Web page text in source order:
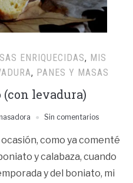
ENRIQUECIDAS, MIS
, PANES Y MASAS
(con levadura)
Sin comentarios
como ya comenté
y calabaza, cuando
y del boniato, mi